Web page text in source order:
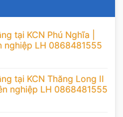
tại KCN Phú Nghĩa |
nghiệp LH 0868481555
tại KCN Thăng Long II
nghiệp LH 0868481555